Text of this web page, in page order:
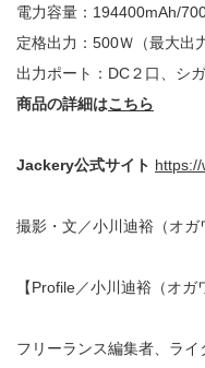
電力容量：194400mAh/
定格出力：500Ｗ（最大出
出力ポート：DC２口、シ
商品の詳細はこちら
Jackery公式サイト https://
撮影・文／小川迪裕（オガ
【Profile／小川迪裕（オガ
フリーランス編集者、ラ